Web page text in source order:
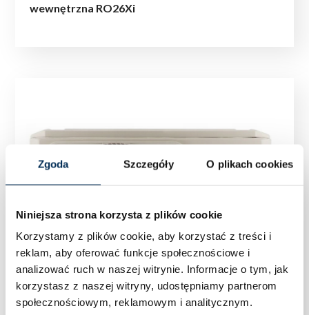
Zgoda Szczegóły O plikach cookies
Niniejsza strona korzysta z plików cookie
Korzystamy z plików cookie, aby korzystać z treści i
reklam, aby oferować funkcje społecznościowe i
analizować ruch w naszej witrynie. Informacje o tym, jak
korzystasz z naszej witryny, udostępniamy partnerom
społecznościowym, reklamowym i analitycznym.
wewnętrzna RO26Xi